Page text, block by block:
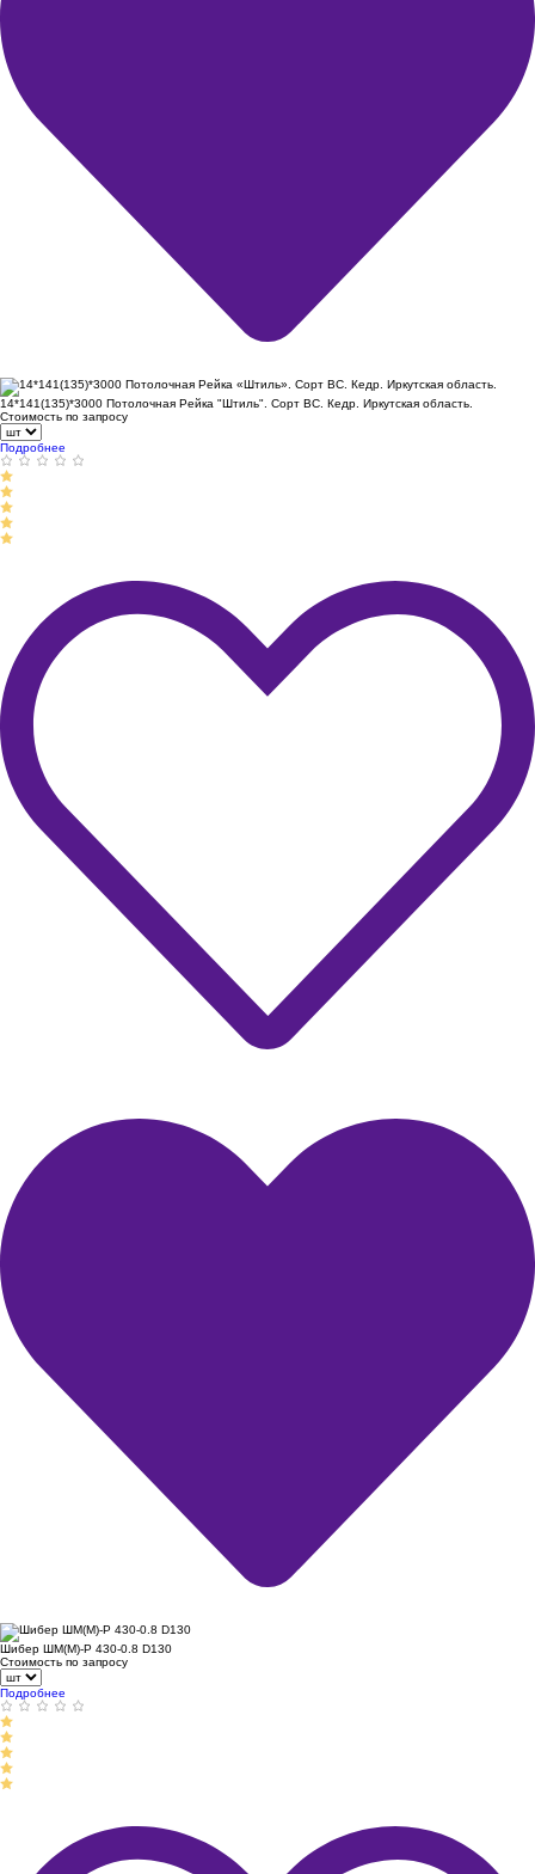
14*141(135)*3000 Потолочная Рейка "Штиль". Сорт ВС. Кедр. Иркутская область.
Стоимость по запросу
Подробнее
Шибер ШМ(М)-Р 430-0.8 D130
Стоимость по запросу
Подробнее